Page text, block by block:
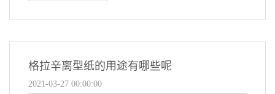
格拉辛离型纸的用途有哪些呢
2021-03-27 00:00:00